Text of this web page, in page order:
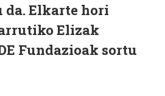
Elkarte hori
Elizak
Fundazioak sortu